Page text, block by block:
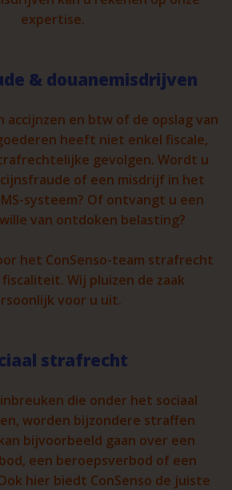
expertise.
& douanemisdrijven
accijnzen en btw of de opslag van
heeft niet enkel fiscale,
gevolgen. Wordt u
of een misdrijf in het
systeem? Of ontvangt u een
van ontdoken belasting?
het ConSenso-team strafrecht
Wij pluizen de zaak
voor u uit.
strafrecht
die onder het sociaal
worden bijzondere straffen
bijvoorbeeld gaan over een
een beroepsverbod of een
hier biedt ConSenso de juiste